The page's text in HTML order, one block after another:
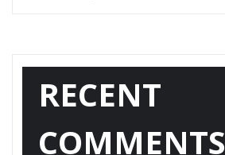
RECENT
COMMENTS